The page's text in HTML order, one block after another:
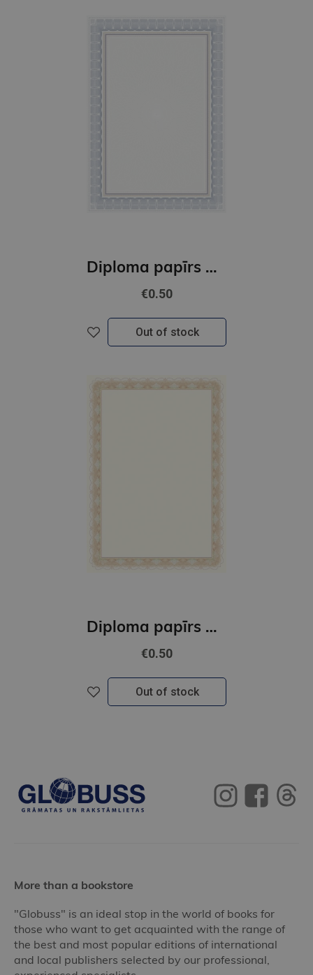
Diploma papīrs A4 Rozeta N GNP
€0.50
Out of stock
Diploma papīrs A4 Złoto GNP
€0.50
Out of stock
More than a bookstore
"Globuss" is an ideal stop in the world of books for
those who want to get acquainted with the range of
the best and most popular editions of international
and local publishers selected by our professional,